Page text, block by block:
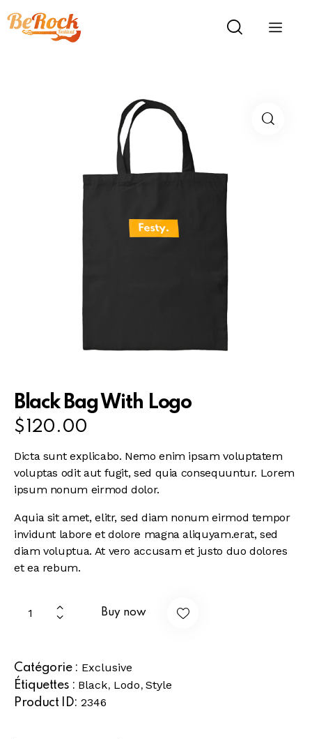
Black Bag With Logo
$ 120.00
Dicta sunt explicabo. Nemo enim ipsam voluptatem
voluptas odit aut fugit, sed quia consequuntur. Lorem
ipsum nonum eirmod dolor.
Aquia sit amet, elitr, sed diam nonum eirmod tempor
invidunt labore et dolore magna aliquyam.erat, sed
diam voluptua. At vero accusam et justo duo dolores
et ea rebum.
Buy now
Catégorie : Exclusive
Étiquettes : Black, Lodo, Style
Product ID: 2346